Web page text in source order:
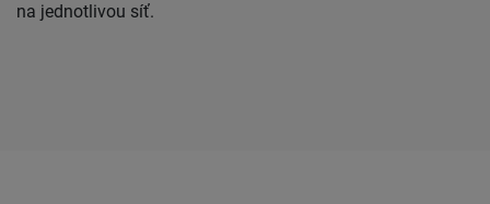
na jednotlivou síť.